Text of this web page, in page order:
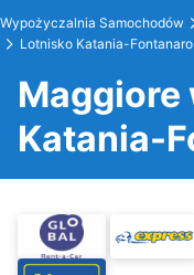
Wypożyczalnia Samochodów
Lotnisko Katania-
Maggiore
Katania-